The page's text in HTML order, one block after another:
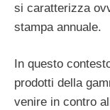
si caratterizza
stampa annuale.
In questo
prodotti della
venire in contro